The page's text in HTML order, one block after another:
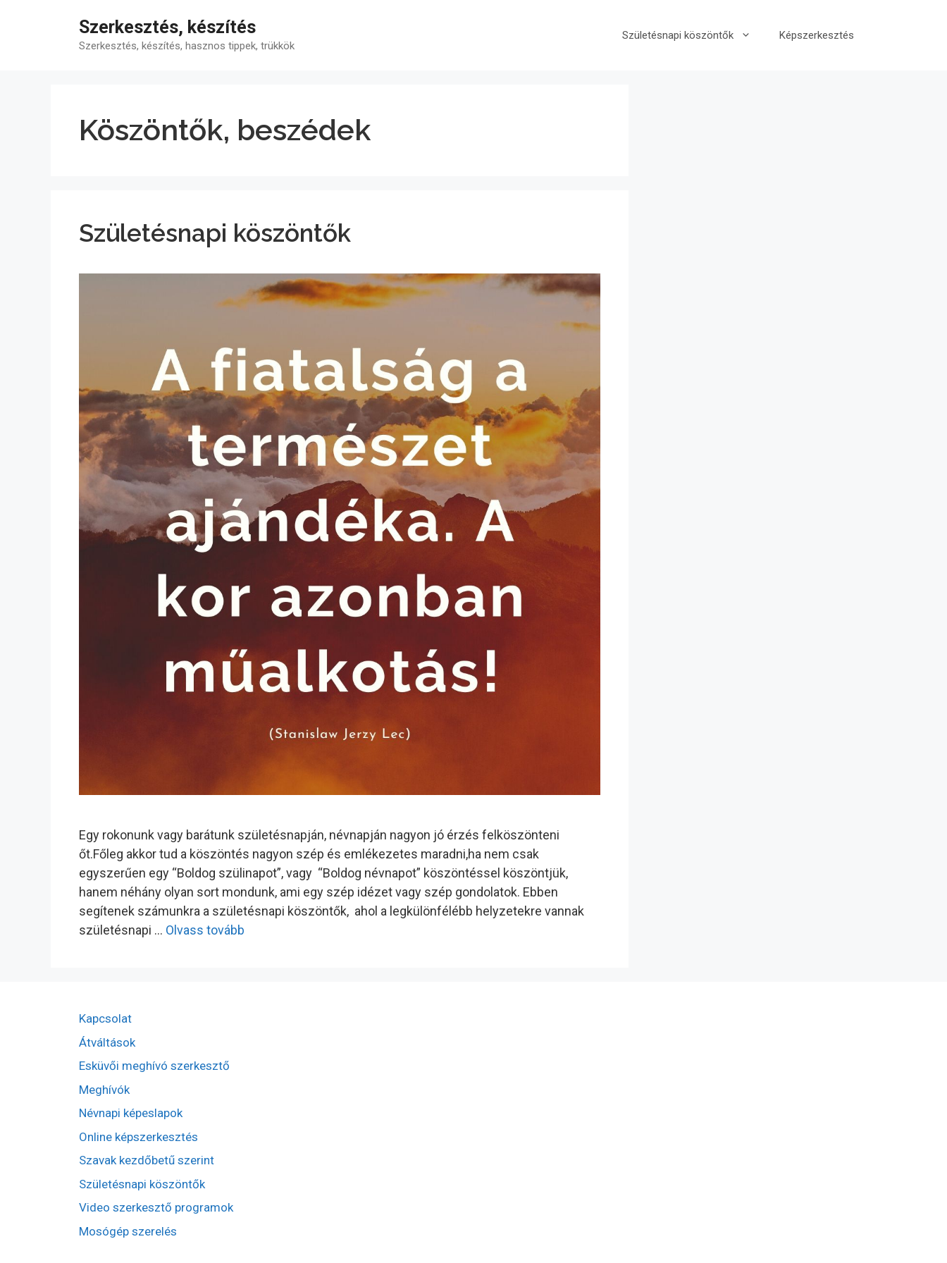
Szerkesztés, készítés
Szerkesztés, készítés, hasznos tippek, trükkök
Születésnapi köszöntők Képszerkesztés
Köszöntők, beszédek
Születésnapi köszöntők
Egy rokonunk vagy barátunk születésnapján, névnapján nagyon jó érzés felköszönteni
őt.Főleg akkor tud a köszöntés nagyon szép és emlékezetes maradni,ha nem csak
egyszerűen egy “Boldog szülinapot”, vagy “Boldog névnapot” köszöntéssel köszöntjük,
hanem néhány olyan sort mondunk, ami egy szép idézet vagy szép gondolatok. Ebben
segítenek számunkra a születésnapi köszöntők, ahol a legkülönfélébb helyzetekre vannak
születésnapi … Olvass tovább
Kapcsolat
Átváltások
Esküvői meghívó szerkesztő
Meghívók
Névnapi képeslapok
Online képszerkesztés
Szavak kezdőbetű szerint
Születésnapi köszöntők
Video szerkesztő programok
Mosógép szerelés